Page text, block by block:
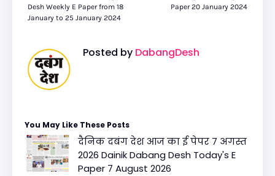
Paper 20 January 2024
Desh Weekly E Paper from 18
January to 25 January 2024
Posted by DabangDesh
You May Like These Posts
दैनिक दबंग देश आज का ई पेपर 7 अगस्त
2026 Dainik Dabang Desh Today's E
Paper 7 August 2026